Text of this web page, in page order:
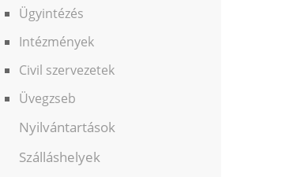
Ügyintézés
Intézmények
Civil szervezetek
Üvegzseb
Nyilvántartások
Szálláshelyek